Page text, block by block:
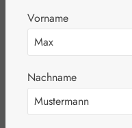
Bildergalerie überspringen
Vorname
Nachname